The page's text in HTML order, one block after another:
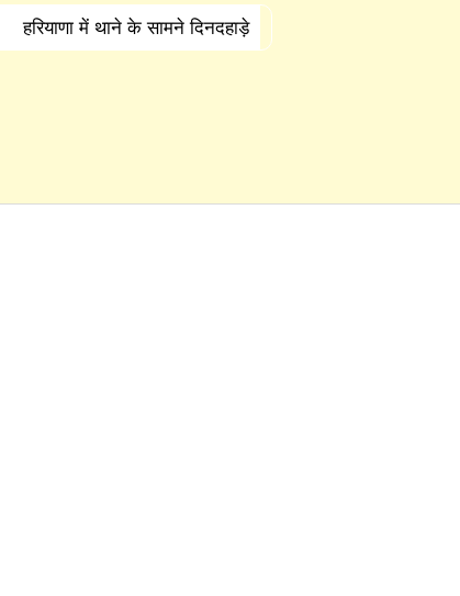
हरियाणा में थाने के सामने दिनदहाड़े
|